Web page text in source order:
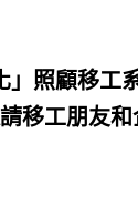
照顧移
移工朋友和